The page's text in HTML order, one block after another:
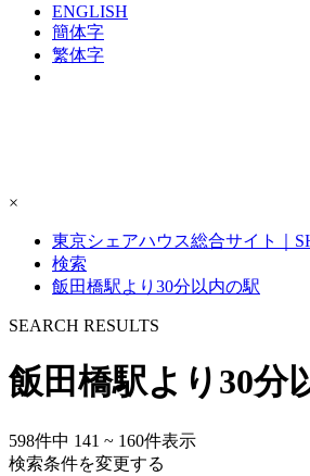
ENGLISH
簡体字
繁体字
×
東京シェアハウス総合サイト｜
検索
飯田橋駅より30分以内の駅
SEARCH RESULTS
飯田橋駅より30分
598件中 141 ~ 160件表示
検索条件を変更する